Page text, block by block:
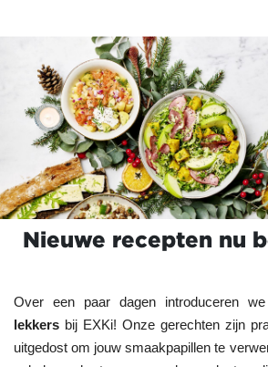
Nieuwe recepten nu
Over een paar dagen introduceren
lekkers bij EXKi! Onze gerechten zijn
uitgedost om jouw smaakpapillen te